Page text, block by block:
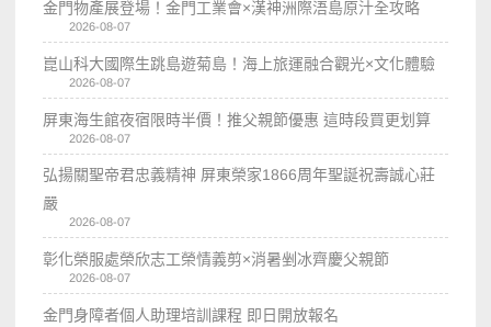
金門物產展登場！金門工業會×漢神洲際浯島原汁全攻略
2026-08-07
崑山科大國際生跳島遊菊島！海上旅運融合觀光×文化體驗
2026-08-07
屏東海生館夜宿限時半價！推父親節優惠 這時段買更划算
2026-08-07
弘揚關聖帝君忠義精神 屏東榮家1866周年聖誕祝壽誠心莊
嚴
2026-08-07
彰化榮服處榮欣志工榮情義剪×消暑剉冰齊慶父親節
2026-08-07
金門身障者個人助理培訓課程 即日開放報名